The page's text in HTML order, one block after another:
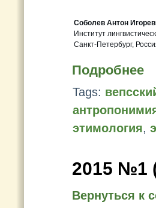
Соболев Антон
Институт
Санкт-Петербург,
Подробнее
Tags:
этимология,
2015 №1
Вернуться к